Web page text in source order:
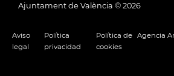
Ajuntament de València © 2026
Aviso
legal
Política
privacidad
Política de
cookies
Agencia